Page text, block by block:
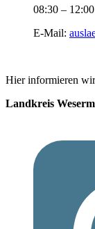
08:30 –
E-Mail:
Hier informieren
Landkreis